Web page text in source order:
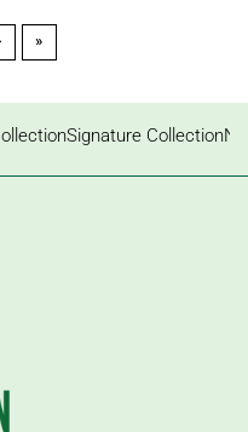
»
Signature Collection